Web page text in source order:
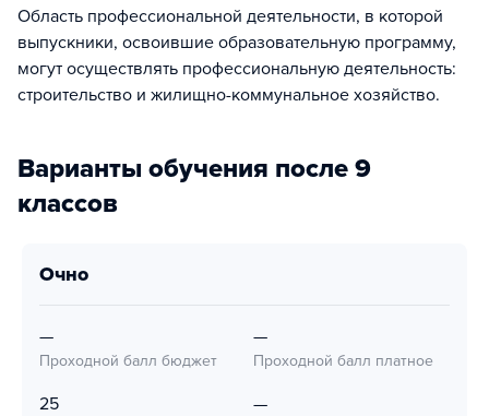
Область профессиональной деятельности, в которой
выпускники, освоившие образовательную программу,
могут осуществлять профессиональную деятельность:
строительство и жилищно-коммунальное хозяйство.
Варианты обучения после 9
классов
очно
—
Проходной балл бюджет
—
Проходной балл платное
25 —